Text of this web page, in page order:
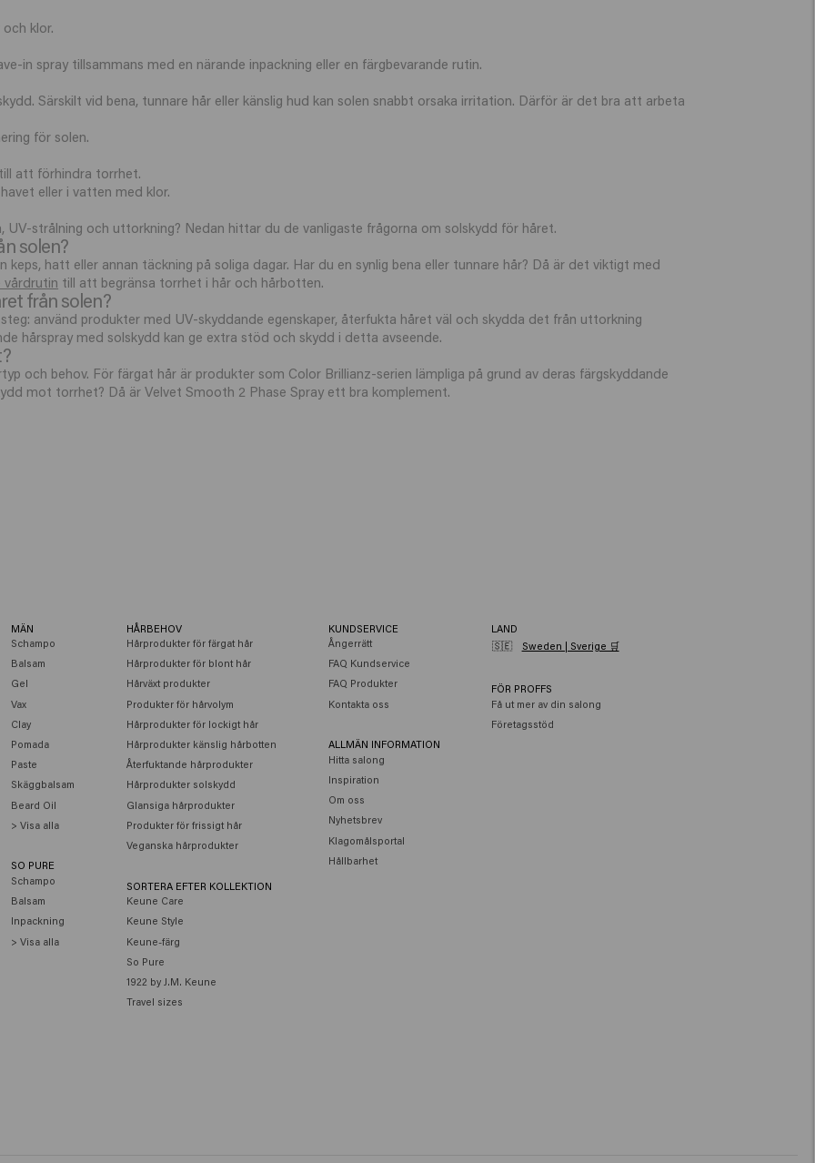
klor.
in spray tillsammans med en närande inpackning eller en färgbevarande rutin.
Särskilt vid bena, tunnare hår eller känslig hud kan solen snabbt orsaka irritation. Därför är det bra att arbeta
för solen.
att förhindra torrhet.
eller i vatten med klor.
strålning och uttorkning? Nedan hittar du de vanligaste frågorna om solskydd för håret.
solen?
hatt eller annan täckning på soliga dagar. Har du en synlig bena eller tunnare hår? Då är det viktigt med
till att begränsa torrhet i hår och hårbotten.
från solen?
använd produkter med UV-skyddande egenskaper, återfukta håret väl och skydda det från uttorkning
hårspray med solskydd kan ge extra stöd och skydd i detta avseende.
och behov. För färgat hår är produkter som Color Brillianz-serien lämpliga på grund av deras färgskyddande
mot torrhet? Då är Velvet Smooth 2 Phase Spray ett bra komplement.
MÄN
Schampo
Balsam
Gel
Vax
Clay
Pomada
Paste
Skäggbalsam
Beard Oil
> Visa alla
SO PURE
Schampo
Balsam
Inpackning
> Visa alla
HÅRBEHOV
Hårprodukter för färgat hår
Hårprodukter för blont hår
Hårväxt produkter
Produkter för hårvolym
Hårprodukter för lockigt hår
Hårprodukter känslig hårbotten
Återfuktande hårprodukter
Hårprodukter solskydd
Glansiga hårprodukter
Produkter för frissigt hår
Veganska hårprodukter
SORTERA EFTER KOLLEKTION
Keune Care
Keune Style
Keune-färg
So Pure
1922 by J.M. Keune
Travel sizes
KUNDSERVICE
Ångerrätt
FAQ Kundservice
FAQ Produkter
Kontakta oss
ALLMÄN INFORMATION
Hitta salong
Inspiration
Om oss
Nyhetsbrev
Klagomålsportal
Hållbarhet
LAND
🇸🇪
Sweden | Sverige 🛒
FÖR PROFFS
Få ut mer av din salong
Företagsstöd